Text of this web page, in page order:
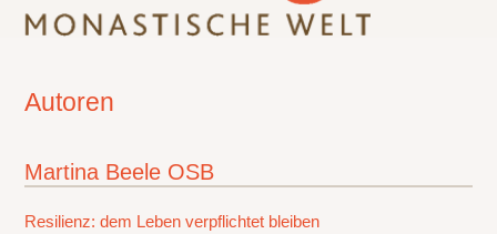
Autoren
Martina Beele OSB
Resilienz: dem Leben verpflichtet bleiben